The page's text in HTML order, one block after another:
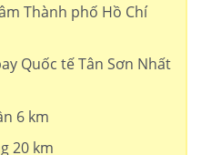
Thành phố Hồ Chí
Quốc tế Tân Sơn Nhất
6 km
20 km